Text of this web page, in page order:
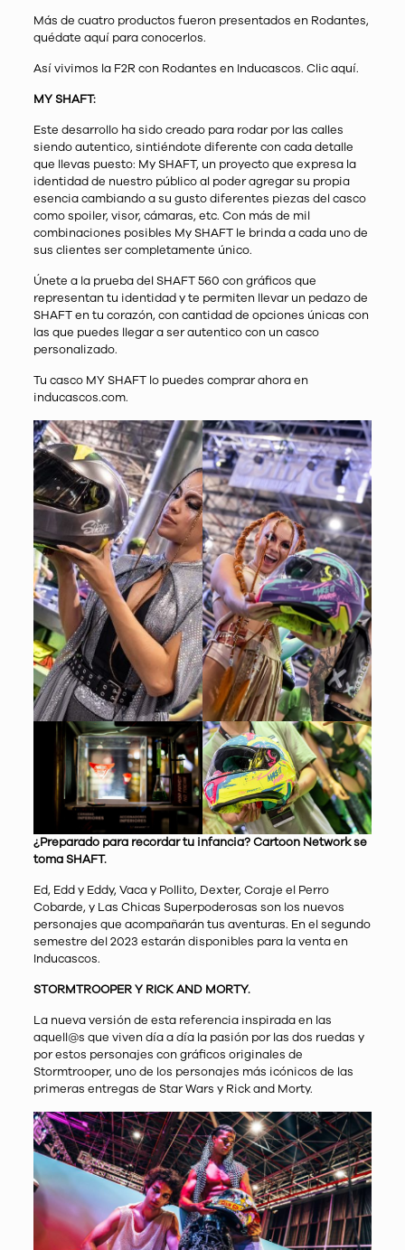
Más de cuatro productos fueron presentados en Rodantes,
quédate aquí para conocerlos.
Así vivimos la F2R con Rodantes en Inducascos. Clic aquí.
MY SHAFT:
Este desarrollo ha sido creado para rodar por las calles
siendo autentico, sintiéndote diferente con cada detalle
que llevas puesto: My SHAFT, un proyecto que expresa la
identidad de nuestro público al poder agregar su propia
esencia cambiando a su gusto diferentes piezas del casco
como spoiler, visor, cámaras, etc. Con más de mil
combinaciones posibles My SHAFT le brinda a cada uno de
sus clientes ser completamente único.
Únete a la prueba del SHAFT 560 con gráficos que
representan tu identidad y te permiten llevar un pedazo de
SHAFT en tu corazón, con cantidad de opciones únicas con
las que puedes llegar a ser autentico con un casco
personalizado.
Tu casco MY SHAFT lo puedes comprar ahora en
inducascos.com.
¿Preparado para recordar tu infancia? Cartoon Network se
toma SHAFT.
Ed, Edd y Eddy, Vaca y Pollito, Dexter, Coraje el Perro
Cobarde, y Las Chicas Superpoderosas son los nuevos
personajes que acompañarán tus aventuras. En el segundo
semestre del 2023 estarán disponibles para la venta en
Inducascos.
STORMTROOPER Y RICK AND MORTY.
La nueva versión de esta referencia inspirada en las
aquell@s que viven día a día la pasión por las dos ruedas y
por estos personajes con gráficos originales de
Stormtrooper, uno de los personajes más icónicos de las
primeras entregas de Star Wars y Rick and Morty.